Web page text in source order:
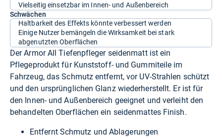
Vielseitig einsetzbar im Innen- und Außenbereich
Schwächen
Haltbarkeit des Effekts könnte verbessert werden
Einige Nutzer bemängeln die Wirksamkeit bei stark
abgenutzten Oberflächen
Der Armor All Tiefenpfleger seidenmatt ist ein
Pflegeprodukt für Kunststoff- und Gummiteile im
Fahrzeug, das Schmutz entfernt, vor UV-Strahlen schützt
und den ursprünglichen Glanz wiederherstellt. Er ist für
den Innen- und Außenbereich geeignet und verleiht den
behandelten Oberflächen ein seidenmattes Finish.
Entfernt Schmutz und Ablagerungen